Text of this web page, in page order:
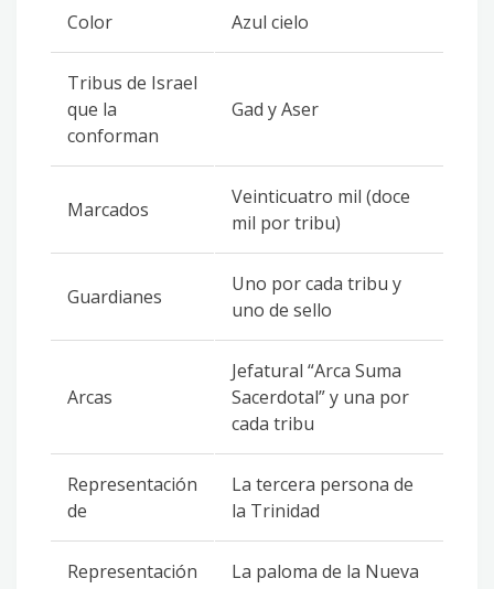
Color Azul cielo
Tribus de Israel
que la
conforman
Gad y Aser
Marcados
Veinticuatro mil (doce
mil por tribu)
Guardianes
Uno por cada tribu y
uno de sello
Arcas
Jefatural “Arca Suma
Sacerdotal” y una por
cada tribu
Representación
de
La tercera persona de
la Trinidad
Representación
La paloma de la Nueva